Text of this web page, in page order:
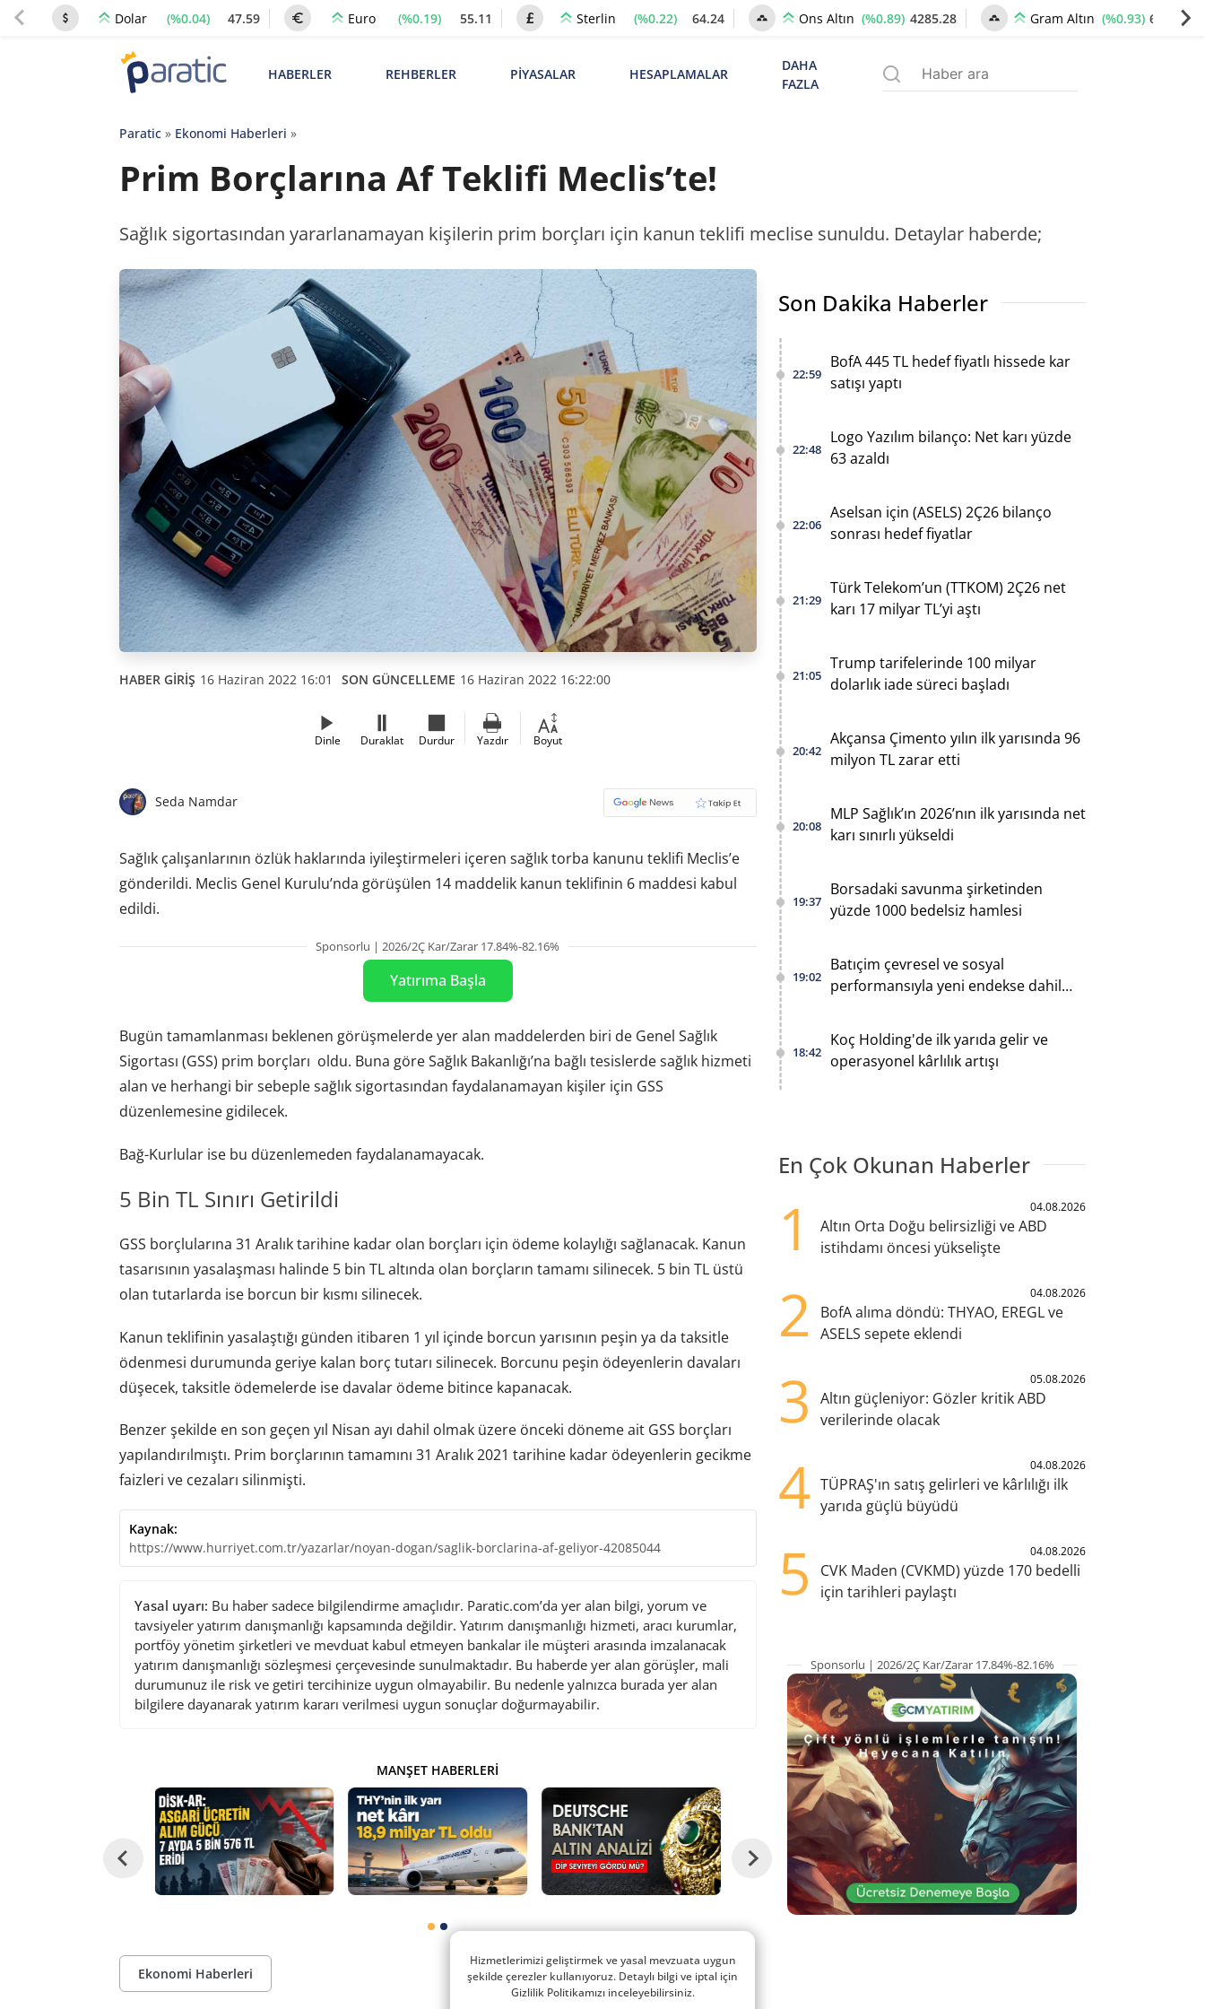
Dolar (%0.04) 47.59 Euro (%0.19) 55.11 Sterlin (%0.22) 64.24 Ons Altın (%0.89) 4285.28 Gram Altın (%0.93) 6556.75
HABERLER REHBERLER PİYASALAR HESAPLAMALAR
DAHA
FAZLA
Paratic» Ekonomi Haberleri »
Prim Borçlarına Af Teklifi Meclis’te!
Sağlık sigortasından yararlanamayan kişilerin prim borçları için kanun teklifi meclise sunuldu. Detaylar haberde;
HABER GİRİŞ 16 Haziran 2022 16:01 SON GÜNCELLEME 16 Haziran 2022 16:22:00
Dinle Duraklat Durdur Yazdır Boyut
Seda Namdar
Sağlık çalışanlarının özlük haklarında iyileştirmeleri içeren sağlık torba kanunu teklifi Meclis’e
gönderildi. Meclis Genel Kurulu’nda görüşülen 14 maddelik kanun teklifinin 6 maddesi kabul
edildi.
Sponsorlu | 2026/2Ç Kar/Zarar 17.84%-82.16%
Yatırıma Başla
Bugün tamamlanması beklenen görüşmelerde yer alan maddelerden biri de Genel Sağlık
Sigortası (GSS) prim borçları oldu. Buna göre Sağlık Bakanlığı’na bağlı tesislerde sağlık hizmeti
alan ve herhangi bir sebeple sağlık sigortasından faydalanamayan kişiler için GSS
düzenlemesine gidilecek.
Bağ-Kurlular ise bu düzenlemeden faydalanamayacak.
5 Bin TL Sınırı Getirildi
GSS borçlularına 31 Aralık tarihine kadar olan borçları için ödeme kolaylığı sağlanacak. Kanun
tasarısının yasalaşması halinde 5 bin TL altında olan borçların tamamı silinecek. 5 bin TL üstü
olan tutarlarda ise borcun bir kısmı silinecek.
Kanun teklifinin yasalaştığı günden itibaren 1 yıl içinde borcun yarısının peşin ya da taksitle
ödenmesi durumunda geriye kalan borç tutarı silinecek. Borcunu peşin ödeyenlerin davaları
düşecek, taksitle ödemelerde ise davalar ödeme bitince kapanacak.
Benzer şekilde en son geçen yıl Nisan ayı dahil olmak üzere önceki döneme ait GSS borçları
yapılandırılmıştı. Prim borçlarının tamamını 31 Aralık 2021 tarihine kadar ödeyenlerin gecikme
faizleri ve cezaları silinmişti.
Kaynak:
https://www.hurriyet.com.tr/yazarlar/noyan-dogan/saglik-borclarina-af-geliyor-42085044
Yasal uyarı: Bu haber sadece bilgilendirme amaçlıdır. Paratic.com’da yer alan bilgi, yorum ve
tavsiyeler yatırım danışmanlığı kapsamında değildir. Yatırım danışmanlığı hizmeti, aracı kurumlar,
portföy yönetim şirketleri ve mevduat kabul etmeyen bankalar ile müşteri arasında imzalanacak
yatırım danışmanlığı sözleşmesi çerçevesinde sunulmaktadır. Bu haberde yer alan görüşler, mali
durumunuz ile risk ve getiri tercihinize uygun olmayabilir. Bu nedenle yalnızca burada yer alan
bilgilere dayanarak yatırım kararı verilmesi uygun sonuçlar doğurmayabilir.
MANŞET HABERLERI
Ekonomi Haberleri
Son Dakika Haberler
22:59
BofA 445 TL hedef fiyatlı hissede kar
satışı yaptı
22:48
Logo Yazılım bilanço: Net karı yüzde
63 azaldı
22:06
Aselsan için (ASELS) 2Ç26 bilanço
sonrası hedef fiyatlar
21:29
Türk Telekom’un (TTKOM) 2Ç26 net
karı 17 milyar TL’yi aştı
21:05
Trump tarifelerinde 100 milyar
dolarlık iade süreci başladı
20:42
Akçansa Çimento yılın ilk yarısında 96
milyon TL zarar etti
20:08
MLP Sağlık’ın 2026’nın ilk yarısında net
karı sınırlı yükseldi
19:37
Borsadaki savunma şirketinden
yüzde 1000 bedelsiz hamlesi
19:02
Batıçim çevresel ve sosyal
performansıyla yeni endekse dahil
18:42
Koç Holding'de ilk yarıda gelir ve
operasyonel kârlılık artışı
En Çok Okunan Haberler
1 04.08.2026
Altın Orta Doğu belirsizliği ve ABD
istihdamı öncesi yükselişte
2 04.08.2026
BofA alıma döndü: THYAO, EREGL ve
ASELS sepete eklendi
3 05.08.2026
Altın güçleniyor: Gözler kritik ABD
verilerinde olacak
4 04.08.2026
TÜPRAŞ'ın satış gelirleri ve kârlılığı ilk
yarıda güçlü büyüdü
5 04.08.2026
CVK Maden (CVKMD) yüzde 170 bedelli
için tarihleri paylaştı
Sponsorlu | 2026/2Ç Kar/Zarar 17.84%-82.16%
Hizmetlerimizi geliştirmek ve yasal mevzuata uygun
şekilde çerezler kullanıyoruz. Detaylı bilgi ve iptal için
Gizlilik Politikamızı inceleyebilirsiniz.